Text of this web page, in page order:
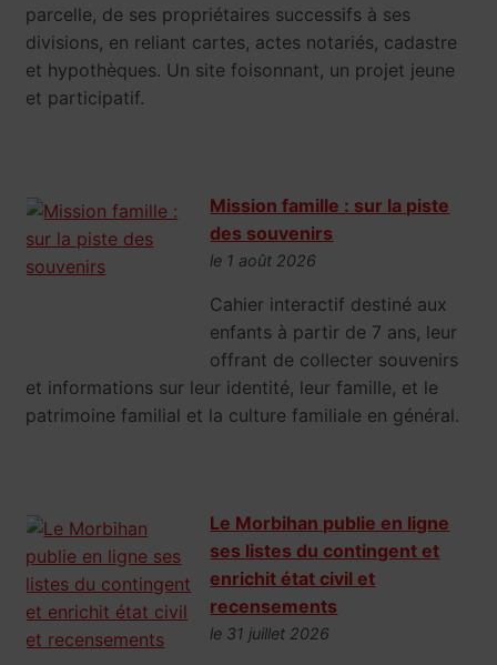
parcelle, de ses propriétaires successifs à ses
divisions, en reliant cartes, actes notariés, cadastre
et hypothèques. Un site foisonnant, un projet jeune
et participatif.
Mission famille : sur la piste
des souvenirs
le 1 août 2026
Cahier interactif destiné aux
enfants à partir de 7 ans, leur
offrant de collecter souvenirs
et informations sur leur identité, leur famille, et le
patrimoine familial et la culture familiale en général.
Le Morbihan publie en ligne
ses listes du contingent et
enrichit état civil et
recensements
le 31 juillet 2026